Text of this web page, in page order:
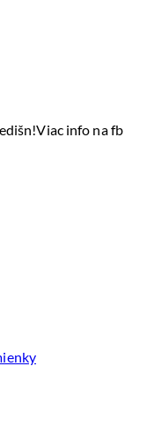
info na fb